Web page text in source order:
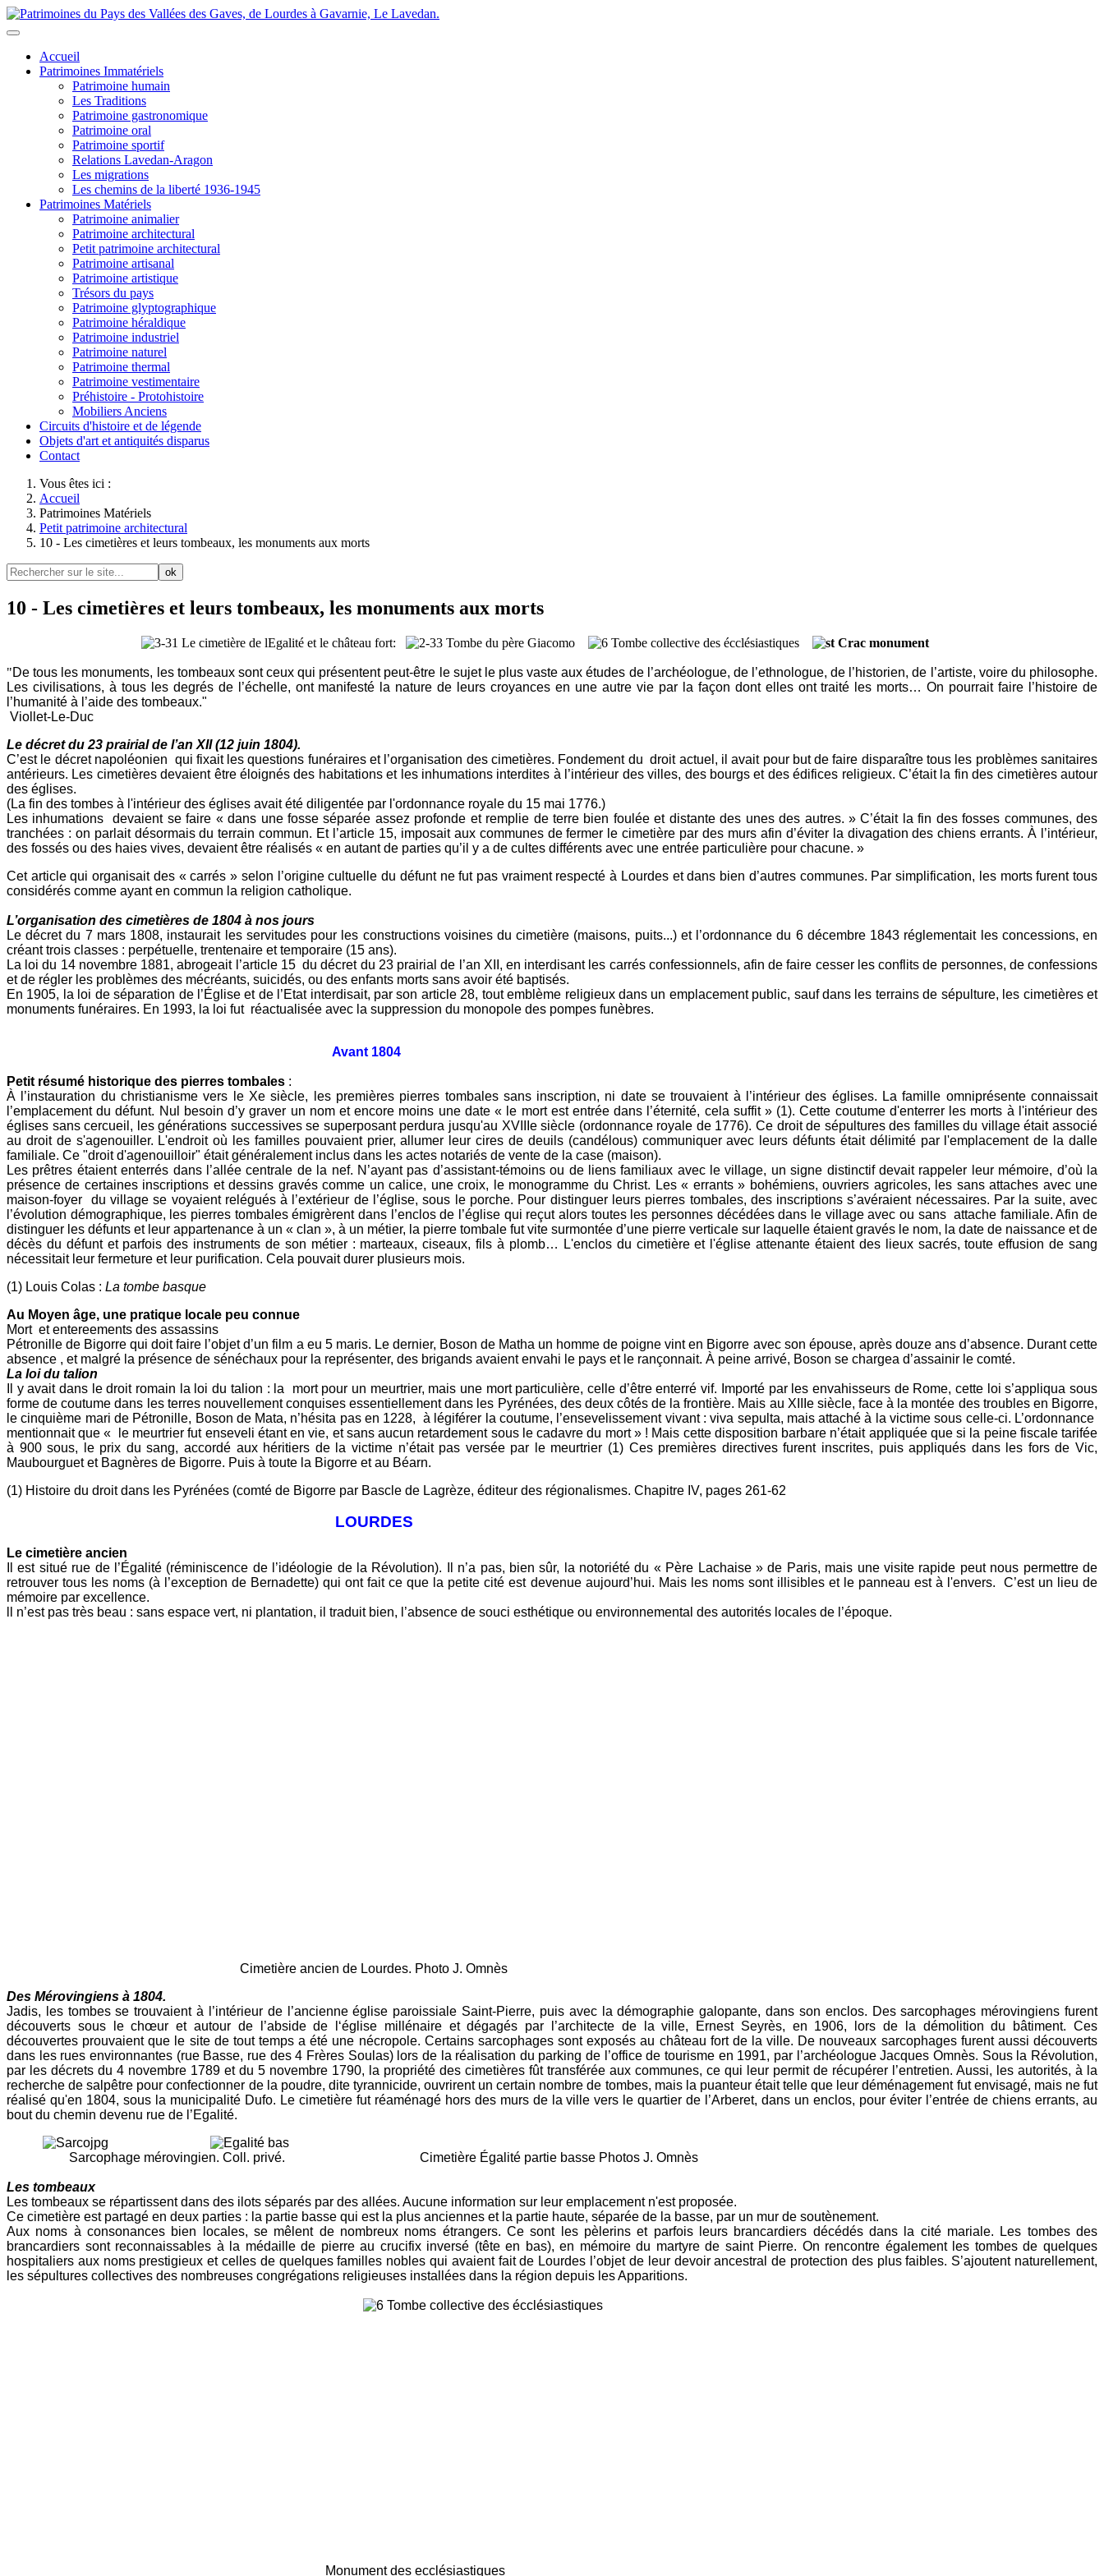
Accueil
Patrimoines Immatériels
Patrimoine humain
Les Traditions
Patrimoine gastronomique
Patrimoine oral
Patrimoine sportif
Relations Lavedan-Aragon
Les migrations
Les chemins de la liberté 1936-1945
Patrimoines Matériels
Patrimoine animalier
Patrimoine architectural
Petit patrimoine architectural
Patrimoine artisanal
Patrimoine artistique
Trésors du pays
Patrimoine glyptographique
Patrimoine héraldique
Patrimoine industriel
Patrimoine naturel
Patrimoine thermal
Patrimoine vestimentaire
Préhistoire - Protohistoire
Mobiliers Anciens
Circuits d'histoire et de légende
Objets d'art et antiquités disparus
Contact
Vous êtes ici :
Accueil
Patrimoines Matériels
Petit patrimoine architectural
10 - Les cimetières et leurs tombeaux, les monuments aux morts
ok
10 - Les cimetières et leurs tombeaux, les monuments aux morts
:
"De tous les monuments, les tombeaux sont ceux qui présentent peut-être le sujet le plus vaste aux études de l’archéologue, de l’ethnologue, de l’historien, de l’artiste, voire du philosophe.
Les civilisations, à tous les degrés de l’échelle, ont manifesté la nature de leurs croyances en une autre vie par la façon dont elles ont traité les morts… On pourrait faire l’histoire de
l’humanité à l’aide des tombeaux."
Viollet-Le-Duc
Le décret du 23 prairial de l’an XII (12 juin 1804).
C’est le décret napoléonien qui fixait les questions funéraires et l’organisation des cimetières. Fondement du droit actuel, il avait pour but de faire disparaître tous les problèmes sanitaires
antérieurs. Les cimetières devaient être éloignés des habitations et les inhumations interdites à l’intérieur des villes, des bourgs et des édifices religieux. C’était la fin des cimetières autour
des églises.
(La fin des tombes à l'intérieur des églises avait été diligentée par l'ordonnance royale du 15 mai 1776.)
Les inhumations devaient se faire « dans une fosse séparée assez profonde et remplie de terre bien foulée et distante des unes des autres. » C’était la fin des fosses communes, des
tranchées : on parlait désormais du terrain commun. Et l’article 15, imposait aux communes de fermer le cimetière par des murs afin d’éviter la divagation des chiens errants. À l’intérieur,
des fossés ou des haies vives, devaient être réalisés « en autant de parties qu’il y a de cultes différents avec une entrée particulière pour chacune. »
Cet article qui organisait des « carrés » selon l’origine cultuelle du défunt ne fut pas vraiment respecté à Lourdes et dans bien d’autres communes. Par simplification, les morts furent tous
considérés comme ayant en commun la religion catholique.
L’organisation des cimetières de 1804 à nos jours
Le décret du 7 mars 1808, instaurait les servitudes pour les constructions voisines du cimetière (maisons, puits...) et l’ordonnance du 6 décembre 1843 réglementait les concessions, en
créant trois classes : perpétuelle, trentenaire et temporaire (15 ans).
La loi du 14 novembre 1881, abrogeait l’article 15 du décret du 23 prairial de l’an XII, en interdisant les carrés confessionnels, afin de faire cesser les conflits de personnes, de confessions
et de régler les problèmes des mécréants, suicidés, ou des enfants morts sans avoir été baptisés.
En 1905, la loi de séparation de l’Église et de l’Etat interdisait, par son article 28, tout emblème religieux dans un emplacement public, sauf dans les terrains de sépulture, les cimetières et
monuments funéraires. En 1993, la loi fut réactualisée avec la suppression du monopole des pompes funèbres.
Avant 1804
Petit résumé historique des pierres tombales :
À l’instauration du christianisme vers le Xe siècle, les premières pierres tombales sans inscription, ni date se trouvaient à l’intérieur des églises. La famille omniprésente connaissait
l’emplacement du défunt. Nul besoin d’y graver un nom et encore moins une date « le mort est entrée dans l’éternité, cela suffit » (1). Cette coutume d'enterrer les morts à l'intérieur des
églises sans cercueil, les générations successives se superposant perdura jusqu'au XVIIIe siècle (ordonnance royale de 1776). Ce droit de sépultures des familles du village était associé
au droit de s'agenouiller. L'endroit où les familles pouvaient prier, allumer leur cires de deuils (candélous) communiquer avec leurs défunts était délimité par l'emplacement de la dalle
familiale. Ce "droit d'agenouilloir" était généralement inclus dans les actes notariés de vente de la case (maison).
Les prêtres étaient enterrés dans l’allée centrale de la nef. N’ayant pas d’assistant-témoins ou de liens familiaux avec le village, un signe distinctif devait rappeler leur mémoire, d’où la
présence de certaines inscriptions et dessins gravés comme un calice, une croix, le monogramme du Christ. Les « errants » bohémiens, ouvriers agricoles, les sans attaches avec une
maison-foyer du village se voyaient relégués à l’extérieur de l’église, sous le porche. Pour distinguer leurs pierres tombales, des inscriptions s’avéraient nécessaires. Par la suite, avec
l’évolution démographique, les pierres tombales émigrèrent dans l’enclos de l’église qui reçut alors toutes les personnes décédées dans le village avec ou sans attache familiale. Afin de
distinguer les défunts et leur appartenance à un « clan », à un métier, la pierre tombale fut vite surmontée d’une pierre verticale sur laquelle étaient gravés le nom, la date de naissance et de
décès du défunt et parfois des instruments de son métier : marteaux, ciseaux, fils à plomb… L'enclos du cimetière et l'église attenante étaient des lieux sacrés, toute effusion de sang
nécessitait leur fermeture et leur purification. Cela pouvait durer plusieurs mois.
(1) Louis Colas : La tombe basque
Au Moyen âge, une pratique locale peu connue
Mort et entereements des assassins
Pétronille de Bigorre qui doit faire l’objet d’un film a eu 5 maris. Le dernier, Boson de Matha un homme de poigne vint en Bigorre avec son épouse, après douze ans d’absence. Durant cette
absence , et malgré la présence de sénéchaux pour la représenter, des brigands avaient envahi le pays et le rançonnait. À peine arrivé, Boson se chargea d’assainir le comté.
La loi du talion
Il y avait dans le droit romain la loi du talion : la mort pour un meurtrier, mais une mort particulière, celle d’être enterré vif. Importé par les envahisseurs de Rome, cette loi s’appliqua sous
forme de coutume dans les terres nouvellement conquises essentiellement dans les Pyrénées, des deux côtés de la frontière. Mais au XIIIe siècle, face à la montée des troubles en Bigorre,
le cinquième mari de Pétronille, Boson de Mata, n’hésita pas en 1228, à légiférer la coutume, l’ensevelissement vivant : viva sepulta, mais attaché à la victime sous celle-ci. L’ordonnance
mentionnait que « le meurtrier fut enseveli étant en vie, et sans aucun retardement sous le cadavre du mort » ! Mais cette disposition barbare n’était appliquée que si la peine fiscale tarifée
à 900 sous, le prix du sang, accordé aux héritiers de la victime n’était pas versée par le meurtrier (1) Ces premières directives furent inscrites, puis appliqués dans les fors de Vic,
Maubourguet et Bagnères de Bigorre. Puis à toute la Bigorre et au Béarn.
(1) Histoire du droit dans les Pyrénées (comté de Bigorre par Bascle de Lagrèze, éditeur des régionalismes. Chapitre IV, pages 261-62
LOURDES
Le cimetière ancien
Il est situé rue de l’Égalité (réminiscence de l’idéologie de la Révolution). Il n’a pas, bien sûr, la notoriété du « Père Lachaise » de Paris, mais une visite rapide peut nous permettre de
retrouver tous les noms (à l’exception de Bernadette) qui ont fait ce que la petite cité est devenue aujourd’hui. Mais les noms sont illisibles et le panneau est à l'envers. C’est un lieu de
mémoire par excellence.
ll n’est pas très beau : sans espace vert, ni plantation, il traduit bien, l’absence de souci esthétique ou environnemental des autorités locales de l’époque.
Cimetière ancien de Lourdes. Photo J. Omnès
Des Mérovingiens à 1804.
Jadis, les tombes se trouvaient à l’intérieur de l’ancienne église paroissiale Saint-Pierre, puis avec la démographie galopante, dans son enclos. Des sarcophages mérovingiens furent
découverts sous le chœur et autour de l’abside de l‘église millénaire et dégagés par l’architecte de la ville, Ernest Seyrès, en 1906, lors de la démolition du bâtiment. Ces
découvertes prouvaient que le site de tout temps a été une nécropole. Certains sarcophages sont exposés au château fort de la ville. De nouveaux sarcophages furent aussi découverts
dans les rues environnantes (rue Basse, rue des 4 Frères Soulas) lors de la réalisation du parking de l’office de tourisme en 1991, par l’archéologue Jacques Omnès. Sous la Révolution,
par les décrets du 4 novembre 1789 et du 5 novembre 1790, la propriété des cimetières fût transférée aux communes, ce qui leur permit de récupérer l’entretien. Aussi, les autorités, à la
recherche de salpêtre pour confectionner de la poudre, dite tyrannicide, ouvrirent un certain nombre de tombes, mais la puanteur était telle que leur déménagement fut envisagé, mais ne fut
réalisé qu'en 1804, sous la municipalité Dufo. Le cimetière fut réaménagé hors des murs de la ville vers le quartier de l’Arberet, dans un enclos, pour éviter l’entrée de chiens errants, au
bout du chemin devenu rue de l’Egalité.
Sarcophage mérovingien. Coll. privé. Cimetière Égalité partie basse Photos J. Omnès
Les tombeaux
Les tombeaux se répartissent dans des ilots séparés par des allées. Aucune information sur leur emplacement n'est proposée.
Ce cimetière est partagé en deux parties : la partie basse qui est la plus anciennes et la partie haute, séparée de la basse, par un mur de soutènement.
Aux noms à consonances bien locales, se mêlent de nombreux noms étrangers. Ce sont les pèlerins et parfois leurs brancardiers décédés dans la cité mariale. Les tombes des
brancardiers sont reconnaissables à la médaille de pierre au crucifix inversé (tête en bas), en mémoire du martyre de saint Pierre. On rencontre également les tombes de quelques
hospitaliers aux noms prestigieux et celles de quelques familles nobles qui avaient fait de Lourdes l’objet de leur devoir ancestral de protection des plus faibles. S’ajoutent naturellement,
les sépultures collectives des nombreuses congrégations religieuses installées dans la région depuis les Apparitions.
Monument des ecclésiastiques